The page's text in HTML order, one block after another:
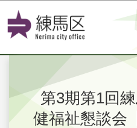
このページ
第3期第1回
健福祉懇談会